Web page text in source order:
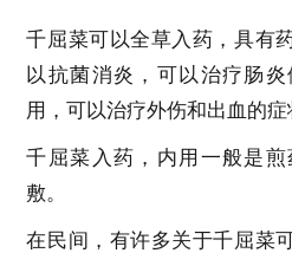
千屈菜可以全草入药，具有
以抗菌消炎，可以治疗肠
用，可以治疗外伤和出血的症
千屈菜入药，内用一般是
敷。
在民间，有许多关于千屈菜